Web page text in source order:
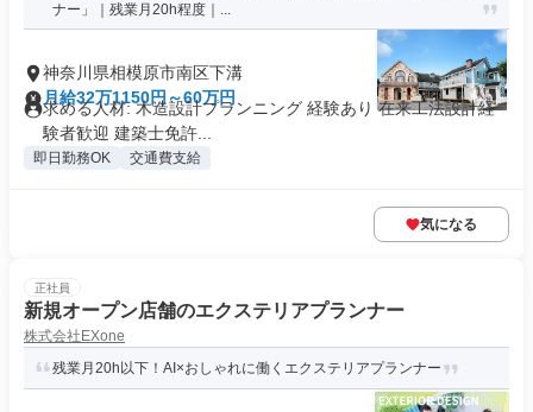
ナー」｜残業月20h程度｜...
神奈川県相模原市南区下溝
月給32万1150円～60万円
求める人材: 木造設計プランニング 経験あり 在来工法設計経
験者歓迎 建築士免許...
即日勤務OK 交通費支給
気になる
正社員
新規オープン店舗のエクステリアプランナー
株式会社EXone
残業月20h以下！AI×おしゃれに働くエクステリアプランナー